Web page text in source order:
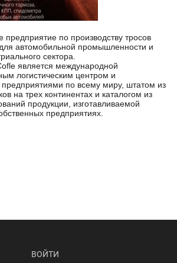
предприятие по производству тросов
автомобильной промышленности и
сектора.
является международной
логистическим центром и
по всему миру, штатом из
на трех континентах и каталогом из
продукции, изготавливаемой
предприятиях.
ВОЙТИ